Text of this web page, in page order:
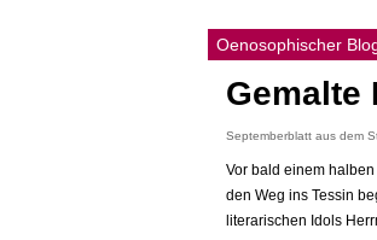
Oenosophischer
Gemalte
Septemberblatt aus dem
Vor bald einem
den Weg ins Tessin
literarischen Idols